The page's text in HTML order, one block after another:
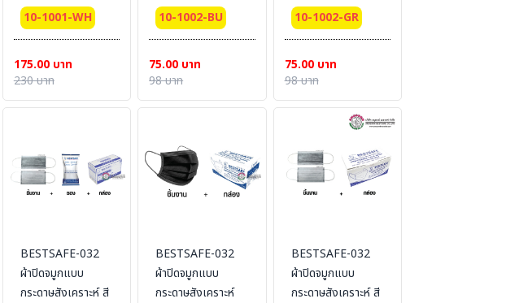
แยกชิ้น] (50ชิ้น/
กล่อง)
10-1001-WH
175.00 บาท
230 บาท
รวม] (50ชิ้น/กล่อง)
10-1002-BU
75.00 บาท
98 บาท
รวม](50ชิ้น/กล่อง)
10-1002-GR
75.00 บาท
98 บาท
BESTSAFE-032
ผ้าปิดจมูกแบบ
กระดาษสังเคราะห์ สี
BESTSAFE-032
ผ้าปิดจมูกแบบ
กระดาษสังเคราะห์
BESTSAFE-032
ผ้าปิดจมูกแบบ
กระดาษสังเคราะห์ สี